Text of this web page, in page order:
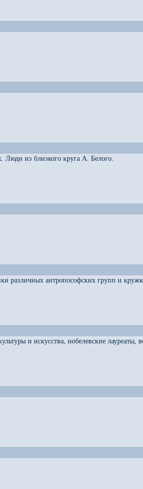
Люди из близкого круга А. Белого.
различных антропософских групп и
и искусства, нобелевские